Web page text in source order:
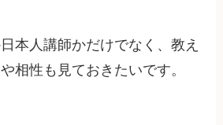
本人講師かだけでなく、教え
相性も見ておきたいです。